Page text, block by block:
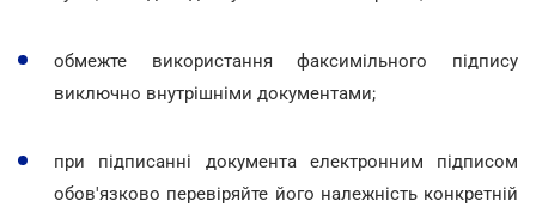
обмежте використання факсимільного підпису
виключно внутрішніми документами;
при підписанні документа електронним підписом
обов'язково перевіряйте його належність конкретній